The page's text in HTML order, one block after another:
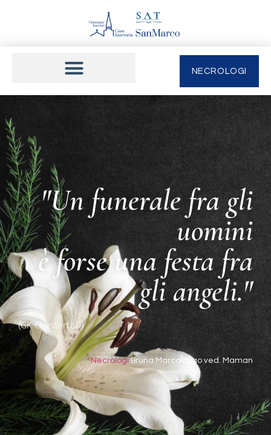
NECROLOGI
"Un funerale fra gli
uomini
è forse una festa fra
gli angeli."
(GK Chesterton)
Necrologi Bruna Marcolongo ved. Maman